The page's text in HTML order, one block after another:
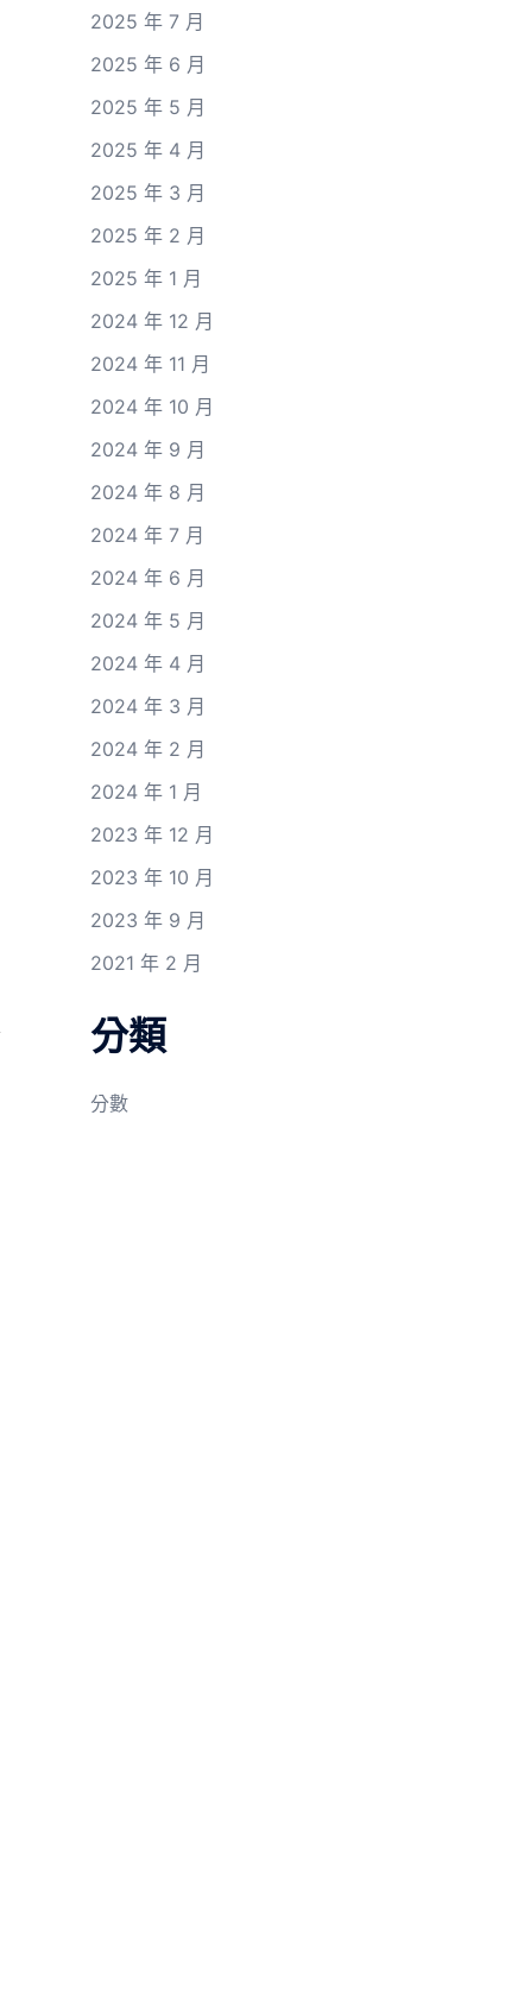
2025 年 7 月
2025 年 6 月
2025 年 5 月
2025 年 4 月
2025 年 3 月
2025 年 2 月
2025 年 1 月
2024 年 12 月
2024 年 11 月
2024 年 10 月
2024 年 9 月
2024 年 8 月
2024 年 7 月
2024 年 6 月
2024 年 5 月
2024 年 4 月
2024 年 3 月
2024 年 2 月
2024 年 1 月
2023 年 12 月
2023 年 10 月
2023 年 9 月
2021 年 2 月
分類
分數